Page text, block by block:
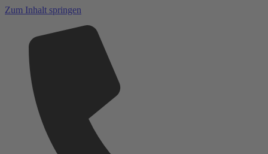
Zum Inhalt springen